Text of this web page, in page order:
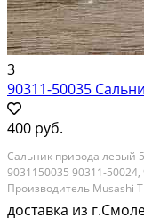
3
90311-50035
400 руб.
Сальник привода левый
9031150035 90311-
Производитель Musashi
AVENSIS CAMRY/VISTA/
доставка из